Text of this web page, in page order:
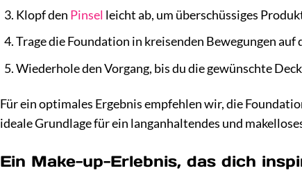
Klopf den Pinsel leicht ab, um überschüssiges
Trage die Foundation in kreisenden Bewegungen
Wiederhole den Vorgang, bis du die gewünschte
Für ein optimales Ergebnis empfehlen wir, die
ideale Grundlage für ein langanhaltendes und
Ein Make-up-Erlebnis, das dich